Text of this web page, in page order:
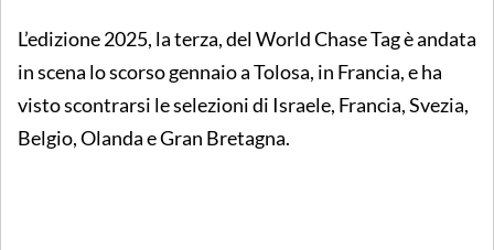
L’edizione 2025, la terza, del World Chase Tag è andata
in scena lo scorso gennaio a Tolosa, in Francia, e ha
visto scontrarsi le selezioni di Israele, Francia, Svezia,
Belgio, Olanda e Gran Bretagna.